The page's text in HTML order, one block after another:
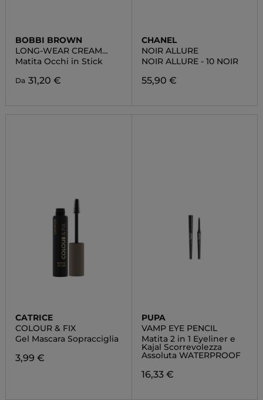
BOBBI BROWN
LONG-WEAR CREAM
LINER STICK
Matita Occhi in Stick
Da 31,20 €
CHANEL
NOIR ALLURE
NOIR ALLURE - 10 NOIR
55,90 €
CATRICE
COLOUR & FIX
Gel Mascara Sopracciglia
3,99 €
PUPA
VAMP EYE PENCIL
Matita 2 in 1 Eyeliner e
Kajal Scorrevolezza
Assoluta WATERPROOF
16,33 €